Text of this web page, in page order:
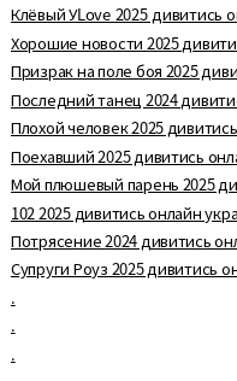
Клёвый УLove 2025 дивитись
Хорошие новости 2025
Призрак на поле боя 2025
Последний танец 2024
Плохой человек 2025
Поехавший 2025 дивитись
Мой плюшевый парень 2025
102 2025 дивитись онлайн
Потрясение 2024 дивитись
Супруги Роуз 2025 дивитись
.
.
.